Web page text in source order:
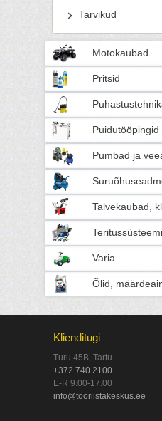
Tarvikud
Motokaubad
Pritsid
Puidutööpingid
Pumbad ja
Talvekaubad,
Varia
Õlid,
Klienditugi
Turu 45B, Tartu
+372 740 2100
E-R 9.00-17.00
info@tooriistakeskus.ee